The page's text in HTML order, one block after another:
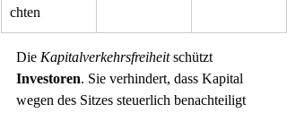
chten
Die Kapitalverkehrsfreiheit schützt
Investoren. Sie verhindert, dass Kapital
wegen des Sitzes steuerlich benachteiligt